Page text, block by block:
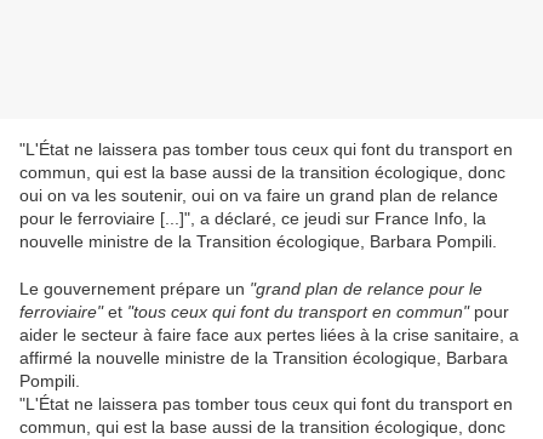
"L'État ne laissera pas tomber tous ceux qui font du transport en
commun, qui est la base aussi de la transition écologique, donc
oui on va les soutenir, oui on va faire un grand plan de relance
pour le ferroviaire [...]", a déclaré, ce jeudi sur France Info, la
nouvelle ministre de la Transition écologique, Barbara Pompili.
Le gouvernement prépare un "grand plan de relance pour le
ferroviaire"et "tous ceux qui font du transport en commun"pour
aider le secteur à faire face aux pertes liées à la crise sanitaire, a
affirmé la nouvelle ministre de la Transition écologique, Barbara
Pompili.
"L'État ne laissera pas tomber tous ceux qui font du transport en
commun, qui est la base aussi de la transition écologique, donc